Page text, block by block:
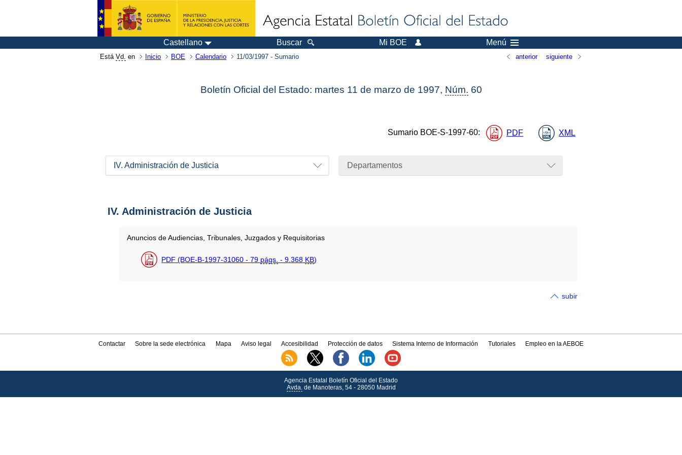
Castellano Buscar Mi BOE Menú
Está Vd. en Inicio BOE Calendario 11/03/1997 - Sumario anterior siguiente
Boletín Oficial del Estado: martes 11 de marzo de 1997, Núm. 60
Sumario BOE-S-1997-60: PDF XML
IV. Administración de Justicia Departamentos
IV. Administración de Justicia
Anuncios de Audiencias, Tribunales, Juzgados y Requisitorias
PDF (BOE-B-1997-31060 - 79 págs. - 9.368 KB)
subir
Contactar Sobre la sede electrónica Mapa Aviso legal Accesibilidad Protección de datos Sistema Interno de Información Tutoriales Empleo en la AEBOE
Agencia Estatal Boletín Oficial del Estado
Avda.de Manoteras, 54 - 28050 Madrid